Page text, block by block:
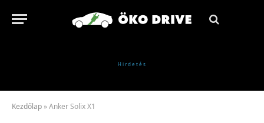
Kezdőlap »Anker Solix X1